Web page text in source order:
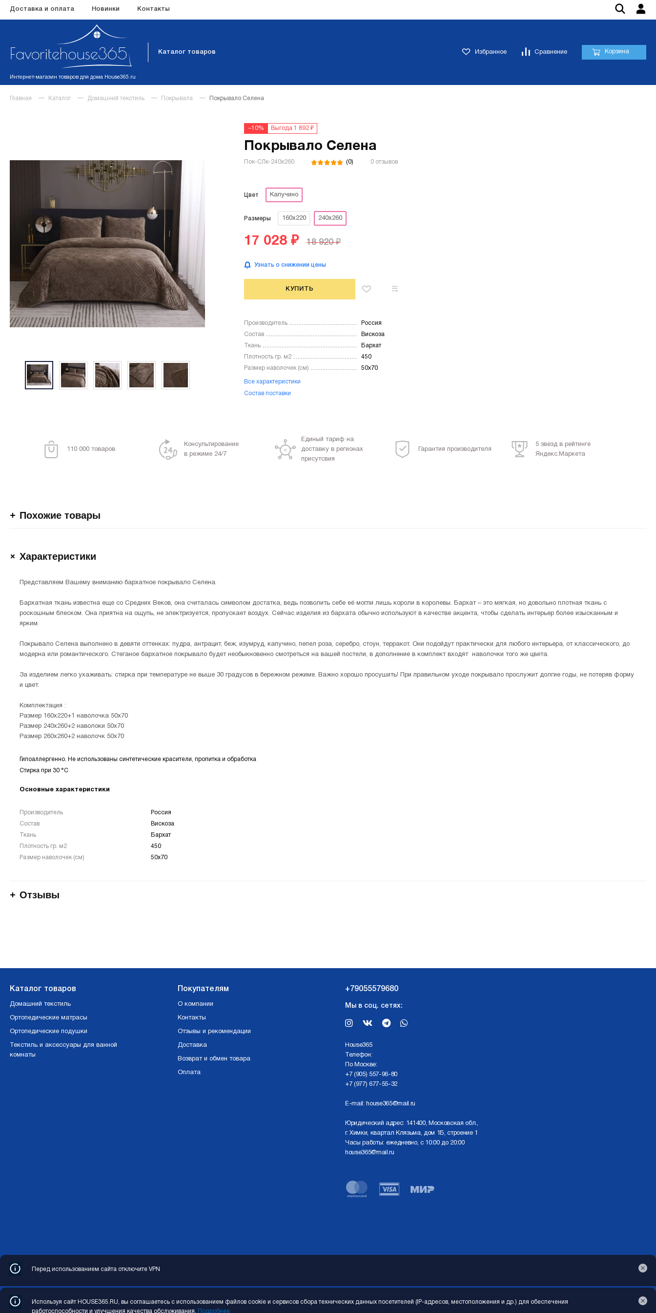
Интернет-магазин товаров для дома House365.ru
Каталог товаров Избранное Сравнение Корзина
Доставка и оплата Новинки Контакты
Главная Каталог Домашний текстиль Покрывала Покрывало Селена
–10% Выгода 1 892 ₽
Покрывало Селена
Пок-СЛк-240х260 (0) 0 отзывов
Цвет Капучино
Размеры 160х220 240х260
17 028 ₽ 18 920 ₽
Узнать о снижении цены
КУПИТЬ
Производитель Россия
Состав Вискоза
Ткань Бархат
Плотность гр. м2 450
Размер наволочек (см) 50х70
Все характеристики
Состав поставки
110 000 товаров
Консультирование
в режиме 24/7
Единый тариф на
доставку в регионах
присутсвия
Гарантия производителя
5 звезд в рейтинге
Яндекс.Маркета
Похожие товары
Характеристики
Представляем Вашему вниманию бархатное покрывало Селена.
Бархатная ткань известна еще со Средних Веков, она считалась символом достатка, ведь позволить себе её могли лишь короли в королевы. Бархат – это мягкая, но довольно плотная ткань с
роскошным блеском. Она приятна на ощупь, не электризуется, пропускает воздух. Сейчас изделия из бархата обычно используют в качестве акцента, чтобы сделать интерьер более изысканным и
ярким.
Покрывало Селена выполнено в девяти оттенках: пудра, антрацит, беж, изумруд, капучино, пепел роза, серебро, стоун, терракот. Они подойдут практически для любого интерьера, от классического, до
модерна или романтического. Стеганое бархатное покрывало будет необыкновенно смотреться на вашей постели, в дополнение в комплект входят наволочки того же цвета.
За изделием легко ухаживать: стирка при температуре не выше 30 градусов в бережном режиме. Важно хорошо просушить! При правильном уходе покрывало прослужит долгие годы, не потеряв форму
и цвет.
Комплектация :
Размер 160х220+1 наволочка 50х70
Размер 240х260+2 наволоки 50х70
Размер 260х260+2 наволочк 50х70
Гипоаллергенно. Не использованы синтетические красители, пропитка и обработка
Стирка при 30 °С
Основные характеристики
Производитель Россия
Состав Вискоза
Ткань Бархат
Плотность гр. м2 450
Размер наволочек (см) 50х70
Отзывы
Каталог товаров
Домашний текстиль
Ортопедические матрасы
Ортопедические подушки
Текстиль и аксессуары для ванной
комнаты
Покупателям
О компании
Контакты
Отзывы и рекомендации
Доставка
Возврат и обмен товара
Оплата
+79055579680
Мы в соц. сетях:
Нouse365
Телефон:
По Москве:
+7 (905) 557-96-80
+7 (977) 677-55-32
E-mail: house365@mail.ru
Юридический адрес: 141400, Московская обл.,
г. Химки, квартал Клязьма, дом 1Б, строение 1
Часы работы: ежедневно, с 10:00 до 20:00
house365@mail.ru
Copyright © 2026 HOUSE365.RU. Все права защищены
Перед использованием сайта отключите VPN
Используя сайт HOUSE365.RU, вы соглашаетесь с использованием файлов cookie и сервисов сбора технических данных посетителей (IP-адресов, местоположения и др.) для обеспечения
работоспособности и улучшения качества обслуживания.
Подробнее